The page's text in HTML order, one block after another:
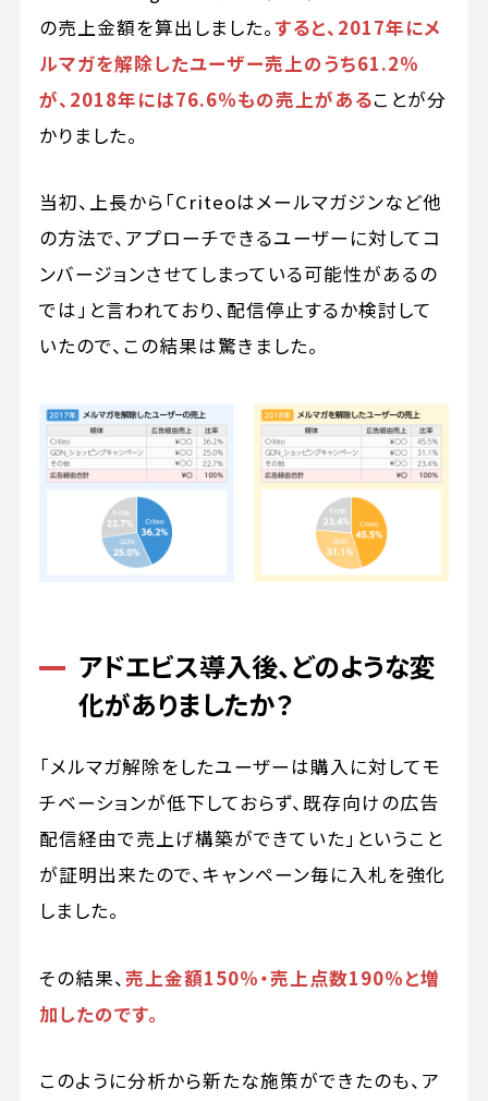
の売上金額を算出しました。すると、2017年にメ
ルマガを解除したユーザー売上のうち61.2％
が、2018年には76.6％もの売上があることが分
かりました。
当初、上長から「Criteoはメールマガジンなど他
の方法で、アプローチできるユーザーに対してコ
ンバージョンさせてしまっている可能性があるの
では」と言われており、配信停止するか検討して
いたので、この結果は驚きました。
アドエビス導入後、どのような変
化がありましたか？
「メルマガ解除をしたユーザーは購入に対してモ
チベーションが低下しておらず、既存向けの広告
配信経由で売上げ構築ができていた」ということ
が証明出来たので、キャンペーン毎に入札を強化
しました。
その結果、 売上金額150％・売上点数190％と増
加したのです。
このように分析から新たな施策ができたのも、ア